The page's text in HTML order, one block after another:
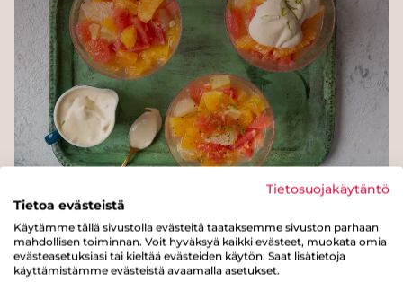
Sitrussalaatti ja lime-vaniljavaahto
Tietosuojakäytäntö
Tietoa evästeistä
Käytämme tällä sivustolla evästeitä taataksemme sivuston parhaan
mahdollisen toiminnan. Voit hyväksyä kaikki evästeet, muokata omia
evästeasetuksiasi tai kieltää evästeiden käytön. Saat lisätietoja
käyttämistämme evästeistä avaamalla asetukset.